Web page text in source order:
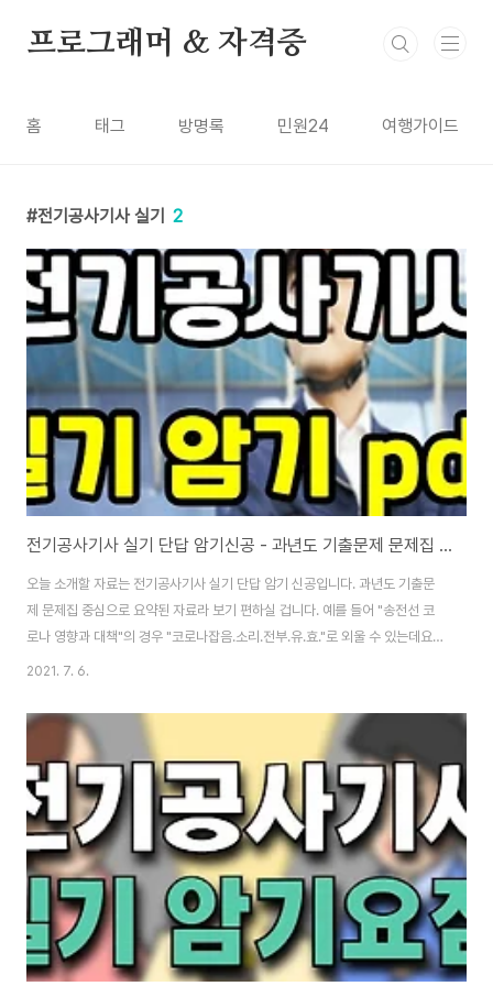
프로그래머 & 자격증
홈 태그 방명록 민원24 여행가이드
전기공사기사 실기 2
전기공사기사 실기 단답 암기신공 - 과년도 기출문제 문제집 요약
오늘 소개할 자료는 전기공사기사 실기 단답 암기 신공입니다. 과년도 기출문
제 문제집 중심으로 요약된 자료라 보기 편하실 겁니다. 예를 들어 "송전선 코
로나 영향과 대책"의 경우 "코로나잡음.소리.전부.유.효."로 외울 수 있는데요.
"코로나잡음 : 나쁜영향", "소호리액터 소호능력저하", "전선의 부식", "통신선
의 종류 3가지"는 "피.돌.이. 용.수.독."으로도 외울 수 있어요. 궁금하시면 글
맨 아래에 있는 전기공사기사 실기 암기 신공 pdf 파일 참조하시면 됩니다. 추
가로 전기공사기사 실기 시험 볼 때 견적이 5~10점으로 예상하는데요. 1 문제
만 출제되고 배점이 5~10점이 되지 않을까 싶어요. 그리고 조금 여유가 된..
2021. 7. 6.